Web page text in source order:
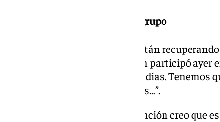
Lesionados y competencia del grupo
Enfermería. “Los chavales se están
Haitam Ramón y Moussa. Kevin participó ayer
aún. Roko lleva entrenando dos días.
lesiones, partidos de selecciones…”.
Competencia. “A nivel de motivación creo que